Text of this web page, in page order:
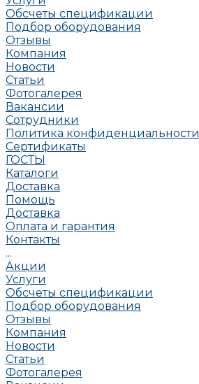
Обсчеты спецификации
Подбор оборудования
Отзывы
Компания
Новости
Статьи
Фотогалерея
Вакансии
Сотрудники
Политика конфиденциальности
Сертификаты
ГОСТЫ
Каталоги
Доставка
Помощь
Доставка
Оплата и гарантия
Контакты
...
Акции
Услуги
Обсчеты спецификации
Подбор оборудования
Отзывы
Компания
Новости
Статьи
Фотогалерея